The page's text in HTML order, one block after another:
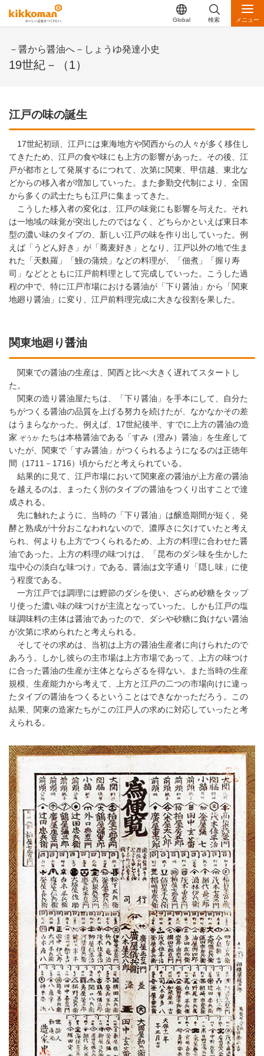
Global 検索 メニュー
－醤から醤油へ－しょうゆ発達小史
19世紀－（1）
江戸の味の誕生
17世紀初頭、江戸には東海地方や関西からの人々が多く移住し
てきたため、江戸の食や味にも上方の影響があった。その後、江
戸が都市として発展するにつれて、次第に関東、甲信越、東北な
どからの移入者が増加していった。また参勤交代制により、全国
から多くの武士たちも江戸に集まってきた。
こうした移入者の変化は、江戸の味覚にも影響を与えた。それ
は一地域の味覚が突出したのではなく、どちらかといえば東日本
型の濃い味のタイプの、新しい江戸の味を作り出していった。例
えば「うどん好き」が「蕎麦好き」となり、江戸以外の地で生ま
れた「天麩羅」「鰻の蒲焼」などの料理が、「佃煮」「握り寿
司」などとともに江戸前料理として完成していった。こうした過
程の中で、特に江戸市場における醤油が「下り醤油」から「関東
地廻り醤油」に変り、江戸前料理完成に大きな役割を果した。
関東地廻り醤油
関東での醤油の生産は、関西と比べ大きく遅れてスタートし
た。
関東の造り醤油屋たちは、「下り醤油」を手本にして、自分た
ちがつくる醤油の品質を上げる努力を続けたが、なかなかその差
はうまらなかった。例えば、17世紀後半、すでに上方の醤油の造
家 ぞうか たちは本格醤油である「すみ（澄み）醤油」を生産して
いたが、関東で「すみ醤油」がつくられるようになるのは正徳年
間（1711－1716）頃からだと考えられている。
結果的に見て、江戸市場において関東産の醤油が上方産の醤油
を越えるのは、まったく別のタイプの醤油をつくり出すことで達
成される。
先に触れたように、当時の「下り醤油」は醸造期間が短く、発
酵と熟成が十分おこなわれないので、濃厚さに欠けていたと考え
られ、何よりも上方でつくられるため、上方の料理に合わせた醤
油であった。上方の料理の味つけは、「昆布のダシ味を生かした
塩中心の淡白な味つけ」である。醤油は文字通り「隠し味」に使
う程度である。
一方江戸では調理には鰹節のダシを使い、ざらめ砂糖をタップ
リ使った濃い味の味つけが主流となっていった。しかも江戸の塩
味調味料の主体は醤油であったので、ダシや砂糖に負けない醤油
が次第に求められたと考えられる。
そしてその求めは、当初は上方の醤油生産者に向けられたので
あろう。しかし彼らの主市場は上方市場であって、上方の味つけ
に合った醤油の生産が主体とならざるを得ない。また当時の生産
規模、生産能力から考えて、上方と江戸の二つの市場向けに違っ
たタイプの醤油をつくるということはできなかっただろう。この
結果、関東の造家たちがこの江戸人の求めに対応していったと考
えられる。